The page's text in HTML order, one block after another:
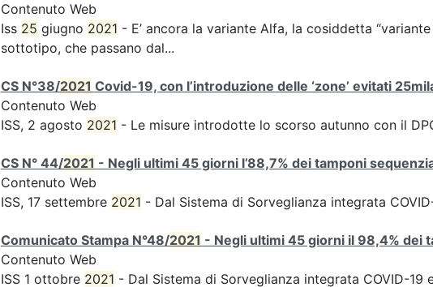
Contenuto Web
Iss 25 giugno 2021 - E’ ancora la variante Alfa, la cosiddetta
sottotipo, che passano dal...
CS N°38/2021 Covid-19, con l’introduzione delle ‘zone’ evitati
Contenuto Web
ISS, 2 agosto 2021 - Le misure introdotte lo scorso autunno con il
CS N° 44/2021 - Negli ultimi 45 giorni l’88,7% dei tamponi
Contenuto Web
ISS, 17 settembre 2021 - Dal Sistema di Sorveglianza integrata
Comunicato Stampa N°48/2021 - Negli ultimi 45 giorni il 98,4% dei
Contenuto Web
ISS 1 ottobre 2021 - Dal Sistema di Sorveglianza integrata COVID-19